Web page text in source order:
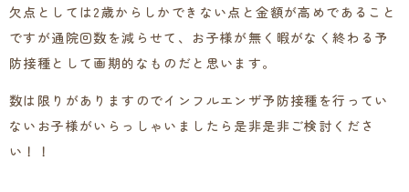
咽
喉
｜
駒
込
耳
欠点としては2歳からしかできない点と金額が高めであること
ですが通院回数を減らせて、お子様が無く暇がなく終わる予
防接種として画期的なものだと思います。
数は限りがありますのでインフルエンザ予防接種を行ってい
ないお子様がいらっしゃいましたら是非是非ご検討くださ
い！！